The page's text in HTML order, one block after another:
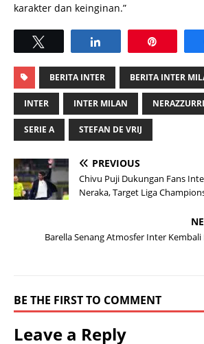
karakter dan keinginan.”
BERITA INTER BERITA INTER
INTER INTER MILAN NERAZZURRI
SERIE A STEFAN DE VRIJ
PREVIOUS
Chivu Puji Dukungan Fans
Neraka, Target Liga
Barella Senang Atmosfer Inter
BE THE FIRST TO COMMENT
Leave a Reply